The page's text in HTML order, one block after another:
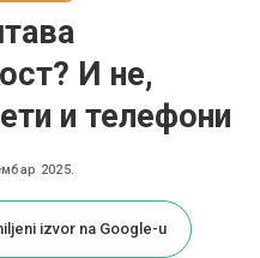
И не,
и телефони
2025.
izvor na Google-u